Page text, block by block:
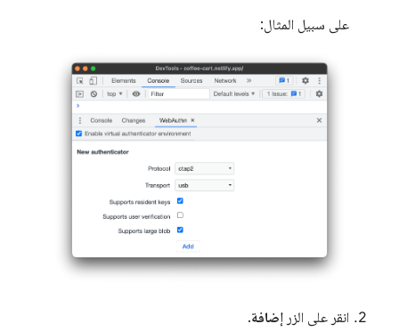
على سبيل المثال:
انقر على الزر إضافة.